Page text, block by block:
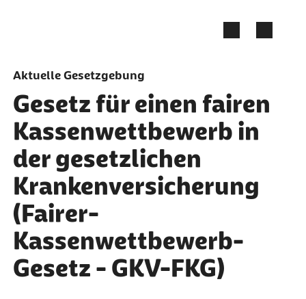
Aktuelle Gesetzgebung
Gesetz für einen fairen
Kassenwettbewerb in
der gesetzlichen
Krankenversicherung
(Fairer-
Kassenwettbewerb-
Gesetz - GKV-FKG)